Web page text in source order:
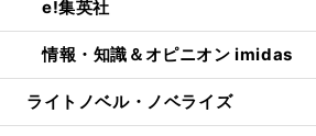
e!集英社
情報・知識＆オピニオン imidas
ライトノベル・ノベライズ